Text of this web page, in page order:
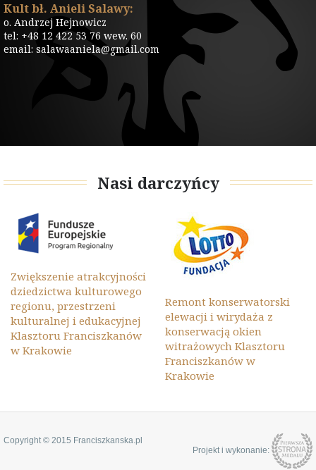
Kult bł. Anieli Salawy:
o. Andrzej Hejnowicz
tel: +48 12 422 53 76 wew. 60
email: salawaaniela@gmail.com
Nasi darczyńcy
Zwiększenie atrakcyjności
dziedzictwa kulturowego
regionu, przestrzeni
kulturalnej i edukacyjnej
Klasztoru Franciszkanów
w Krakowie
Remont konserwatorski
elewacji i wirydaża z
konserwacją okien
witrażowych Klasztoru
Franciszkanów w
Krakowie
Copyright © 2015 Franciszkanska.pl
Projekt i wykonanie: